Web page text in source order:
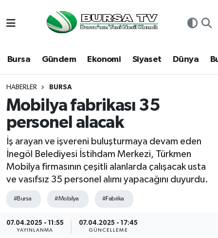
Bursa Gündem Ekonomi Siyaset Dünya
HABERLER BURSA
Mobilya fabrikası 35
personel alacak
İş arayan ve işvereni buluşturmaya devam eden
İnegöl Belediyesi İstihdam Merkezi, Türkmen
Mobilya firmasının çeşitli alanlarda çalışacak usta
ve vasıfsız 35 personel alımı yapacağını duyurdu.
#Bursa #Mobilya #Fabrika
07.04.2025 - 11:55
YAYINLANMA
07.04.2025 - 17:45
GÜNCELLEME
Bursa
Dünya
Eğitim
Ekonomi
Genel
Hava Durumu
Namaz Vakitleri
Trafik Durumu
Süper Lig Puan Durumu ve Fikstür
Tüm Manşetler
Son Dakika Haberleri